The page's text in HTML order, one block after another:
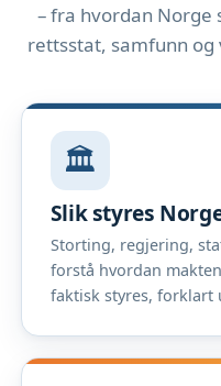
– fra hvordan Norge
rettsstat, samfunn og
🏛️
Slik styres
Storting, regjering,
forstå hvordan
faktisk styres, forklart